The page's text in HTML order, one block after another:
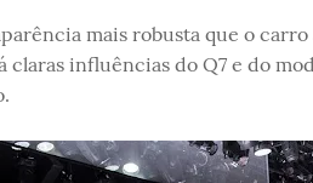
mais robusta que o
influências do Q7 e do